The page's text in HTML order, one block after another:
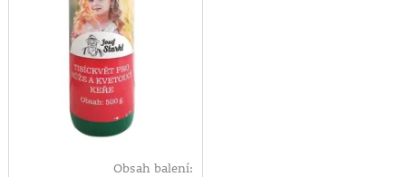
Obsah balení: